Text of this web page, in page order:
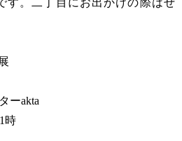
ーakta
時